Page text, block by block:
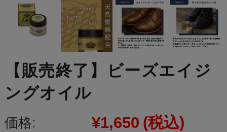
【販売終了】ビーズエイジ
ングオイル
価格: ¥1,650 (税込)